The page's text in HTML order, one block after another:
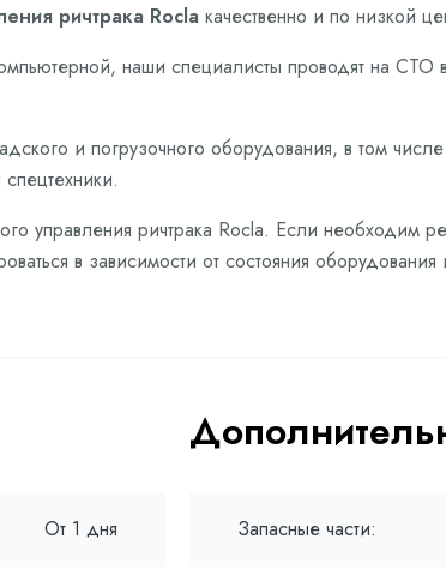
ричтрака Rocla качественно и по низкой
наши специалисты проводят на
и погрузочного оборудования, в том
управления ричтрака Rocla. Если необходим
в зависимости от состояния
От 1 дня Запасные части: